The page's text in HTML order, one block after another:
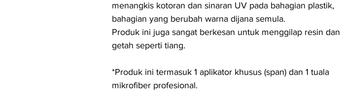
menangkis kotoran dan sinaran UV pada bahagian plastik,
bahagian yang berubah warna dijana semula.
Produk ini juga sangat berkesan untuk menggilap resin dan
getah seperti tiang.
*Produk ini termasuk 1 aplikator khusus (span) dan 1 tuala
mikrofiber profesional.